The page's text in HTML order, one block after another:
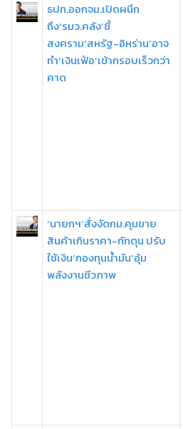
ธปท.ออกจม.เปิดผนึก
ถึง‘รมว.คลัง’ชี้
สงคราม‘สหรัฐ-อิหร่าน’อาจ
ทำ‘เงินเฟ้อ’เข้ากรอบเร็วกว่า
คาด
‘นายกฯ’สั่งงัดกม.คุมขาย
สินค้าเกินราคา-กักตุน ปรับ
ใช้เงิน‘กองทุนน้ำมัน’อุ้ม
พลังงานชีวภาพ